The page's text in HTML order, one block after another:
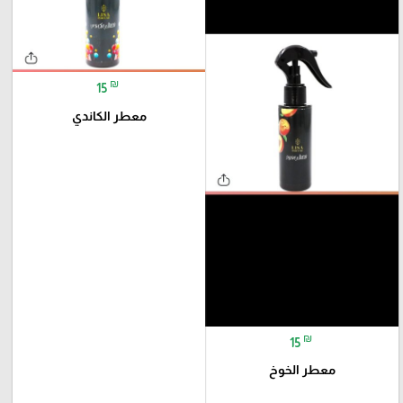
15 ₪
معطر الخوخ
15 ₪
معطر الكاندي